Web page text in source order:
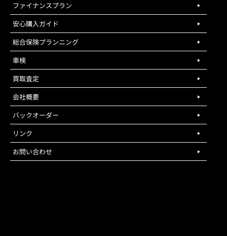
ファイナンスプラン
安心購入ガイド
総合保険プランニング
車検
買取査定
会社概要
バックオーダー
リンク
お問い合わせ